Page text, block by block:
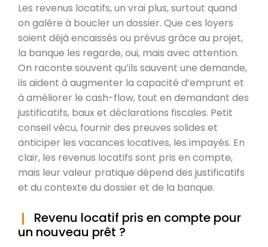
Les revenus locatifs, un vrai plus, surtout quand
on galère à boucler un dossier. Que ces loyers
soient déjà encaissés ou prévus grâce au projet,
la banque les regarde, oui, mais avec attention.
On raconte souvent qu’ils sauvent une demande,
ils aident à augmenter la capacité d’emprunt et
à améliorer le cash-flow, tout en demandant des
justificatifs, baux et déclarations fiscales. Petit
conseil vécu, fournir des preuves solides et
anticiper les vacances locatives, les impayés. En
clair, les revenus locatifs sont pris en compte,
mais leur valeur pratique dépend des justificatifs
et du contexte du dossier et de la banque.
Revenu locatif pris en compte pour
un nouveau prêt ?